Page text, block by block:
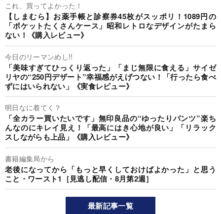
これ、買ってよかった！
【しまむら】お薬手帳と診察券45枚がスッポリ！1089円の
「ポケットたくさんケース」昭和レトロなデザインがたまら
ない！《購入レビュー》
今日のリーマンめし!!
「美味すぎてひっくり返った」「まじ無限に食える」サイゼ
リヤの“250円デザート”幸福感がえげつない！「行ったら食べ
ずにはいられない」《実食レビュー》
明日なに着てく？
「全カラー買いたいです」無印良品の“ゆったりパンツ”楽ち
んなのにキレイ見え！「最高にはき心地が良い」「リラック
スしながらも上品」《購入レビュー》
書籍編集局から
老後になってから「もっと早くしておけばよかった」と思う
こと・ワースト1［見逃し配信・8月第2週］
最新記事一覧